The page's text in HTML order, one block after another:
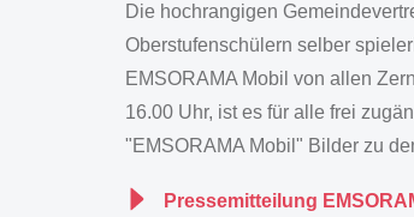
Die hochrangigen
Oberstufenschülern selber
EMSORAMA Mobil von allen
16.00 Uhr, ist es für alle frei
"EMSORAMA Mobil" Bilder zu
Pressemitteilung